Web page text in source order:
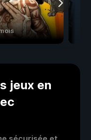
jeux en